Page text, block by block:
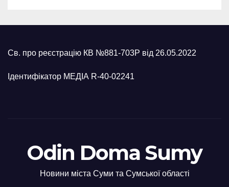
Св. про реєстрацію КВ №881-703Р від 26.05.2022
Ідентифікатор МЕДІА R-40-02241
Odin Doma Sumy
Новини міста Суми та Сумської області